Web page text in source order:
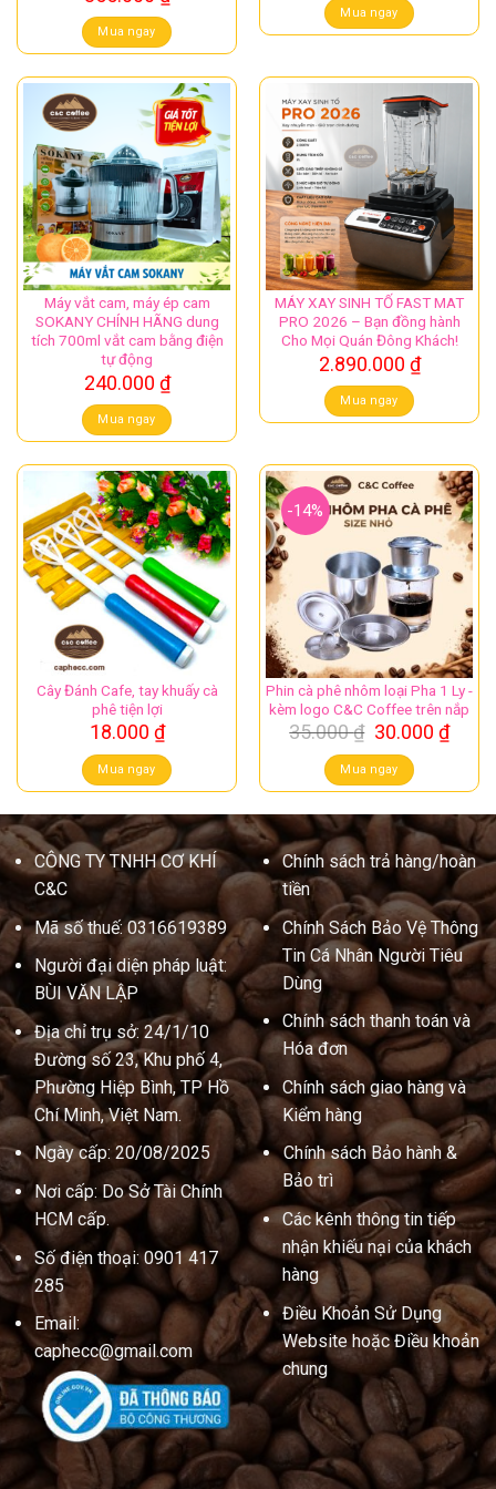
Mua ngay
Mua ngay
Máy vắt cam, máy ép cam
SOKANY CHÍNH HÃNG dung
tích 700ml vắt cam bằng điện
tự động
240.000 ₫
Mua ngay
MÁY XAY SINH TỐ FAST MAT
PRO 2026 – Bạn đồng hành
Cho Mọi Quán Đông Khách!
2.890.000 ₫
Mua ngay
Cây Đánh Cafe, tay khuấy cà
phê tiện lợi
18.000 ₫
Mua ngay
-14%
Phin cà phê nhôm loại Pha 1 Ly -
kèm logo C&C Coffee trên nắp
35.000₫ Giá
gốc
là:
35.000 ₫.
30.000 ₫Giá
là:
Mua ngay
CÔNG TY TNHH CƠ KHÍ
C&C
Mã số thuế: 0316619389
Người đại diện pháp luật:
BÙI VĂN LẬP
Địa chỉ trụ sở: 24/1/10
Đường số 23, Khu phố 4,
Phường Hiệp Bình, TP Hồ
Chí Minh, Việt Nam.
Ngày cấp: 20/08/2025
Nơi cấp: Do Sở Tài Chính
HCM cấp.
Số điện thoại: 0901 417
285
Email:
caphecc@gmail.com
Chính sách trả hàng/hoàn
tiền
Chính Sách Bảo Vệ Thông
Tin Cá Nhân Người Tiêu
Dùng
Chính sách thanh toán và
Hóa đơn
Chính sách giao hàng và
Kiểm hàng
Chính sách Bảo hành &
Bảo trì
Các kênh thông tin tiếp
nhận khiếu nại của khách
hàng
Điều Khoản Sử Dụng
Website hoặc Điều khoản
chung